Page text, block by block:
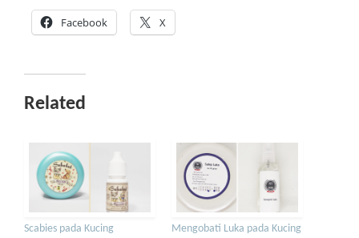
Facebook X
Related
Scabies pada Kucing
Mengobati Luka pada Kucing